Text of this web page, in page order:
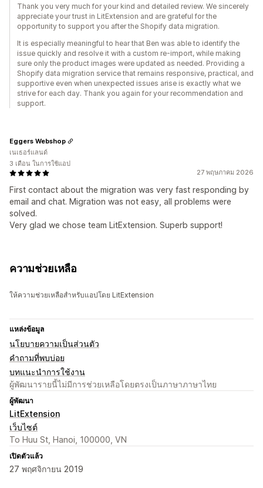
Thank you very much for your kind and detailed review. We sincerely
appreciate your trust in LitExtension and are grateful for the
opportunity to support you after the Shopify data migration.
It is especially meaningful to hear that Ben was able to identify the
issue quickly and resolve it with a custom re-import, while making
sure only the product images were updated as needed. Providing a
Shopify data migration service that remains responsive, practical, and
supportive even when unexpected issues arise is exactly what we
strive for each day. Thank you again for your recommendation and
support.
27 พฤษภาคม 2026
First contact about the migration was very fast responding by
email and chat. Migration was not easy, all problems were
solved.
Very glad we chose team LitExtension. Superb support!
Eggers Webshop
เนเธอร์แลนด์
3 เดือน ในการใช้แอป
ความช่วยเหลือ
ให้ความช่วยเหลือสำหรับแอปโดย LitExtension
แหล่งข้อมูล
นโยบายความเป็นส่วนตัว
คำถามที่พบบ่อย
บทแนะนำการใช้งาน
ผู้พัฒนารายนี้ไม่มีการช่วยเหลือโดยตรงเป็นภาษาภาษาไทย
ผู้พัฒนา
LitExtension
เว็บไซต์
To Huu St, Hanoi, 100000, VN
เปิดตัวแล้ว
27 พฤศจิกายน 2019